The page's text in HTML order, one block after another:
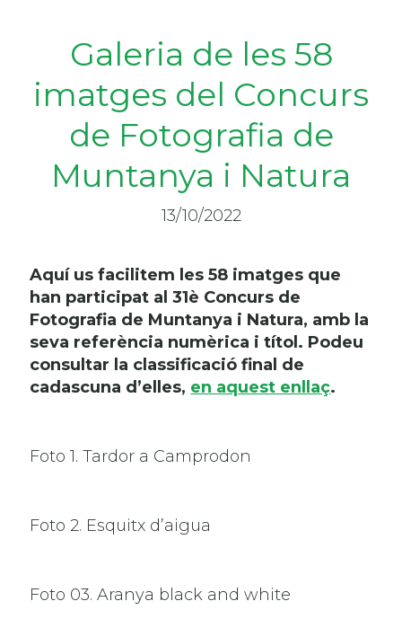
Galeria de les 58
imatges del Concurs
de Fotografia de
Muntanya i Natura
13/10/2022
Aquí us facilitem les 58 imatges que
han participat al 31è Concurs de
Fotografia de Muntanya i Natura, amb la
seva referència numèrica i títol. Podeu
consultar la classificació final de
cadascuna d’elles, en aquest enllaç.
Foto 1. Tardor a Camprodon
Foto 2. Esquitx d’aigua
Foto 03. Aranya black and white